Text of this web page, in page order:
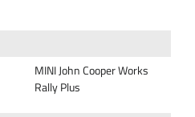
MINI John Cooper Works
Rally Plus